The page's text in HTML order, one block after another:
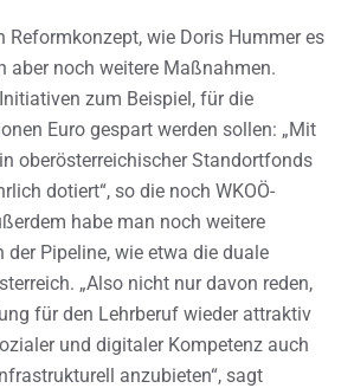
wie Doris Hummer es
aber noch weitere Maßnahmen.
zum Beispiel, für die
Euro gespart werden sollen: „Mit
oberösterreichischer Standortfonds
dotiert“, so die noch WKOÖ-
habe man noch weitere
der Pipeline, wie etwa die duale
„Also nicht nur davon reden,
für den Lehrberuf wieder attraktiv
und digitaler Kompetenz auch
anzubieten“, sagt